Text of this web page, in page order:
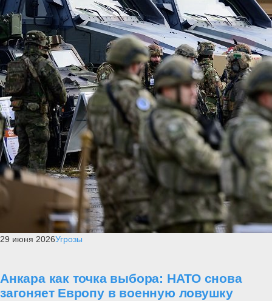
29 июня 2026Угрозы
Анкара как точка выбора: НАТО снова
загоняет Европу в военную ловушку